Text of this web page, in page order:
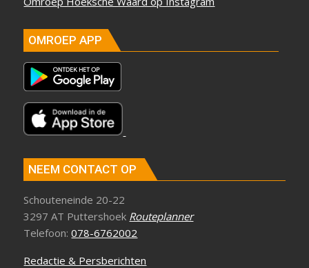
OMROEP APP
NEEM CONTACT OP
Schouteneinde 20-22
3297 AT Puttershoek Routeplanner
Telefoon:078-6762002
Redactie & Persberichten